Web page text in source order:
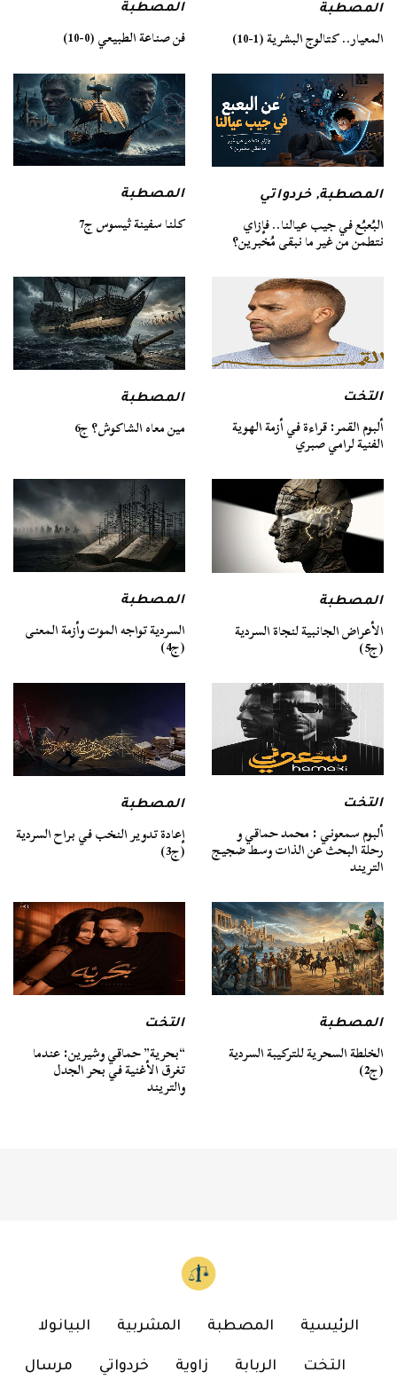
المصطبة
المعيار.. كتالوج البشرية (1-10)
المصطبة
فن صناعة الطبيعي (0-10)
المصطبة,خردواتي
البُعبُع في جيب عيالنا.. فإزاي
نتطمن من غير ما نبقى مُخبرين؟
المصطبة
كلنا سفينة ثيسوس ج7
التخت
ألبوم القمر: قراءة في أزمة الهوية
الفنية لرامي صبري
المصطبة
مين معاه الشاكوش؟ ج6
المصطبة
الأعراض الجانبية لنجاة السردية
(ج5)
المصطبة
السردية تواجه الموت وأزمة المعنى
(ج4)
التخت
ألبوم سمعوني : محمد حماقي و
رحلة البحث عن الذات وسط ضجيج
التريند
المصطبة
إعادة تدوير النخب في براح السردية
(ج3)
المصطبة
الخلطة السحرية للتركيبة السردية
(ج2)
التخت
“بحرية” حماقي وشيرين: عندما
تغرق الأغنية في بحر الجدل
والتريند
الرئيسية المصطبة المشربية البيانولا
التخت الربابة زاوية خردواتي مرسال